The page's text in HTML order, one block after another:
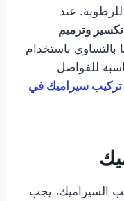
للرطوبة. عند
وترميم
بالتساوي باستخدام
للفواصل
سيراميك في
السيراميك، يجب